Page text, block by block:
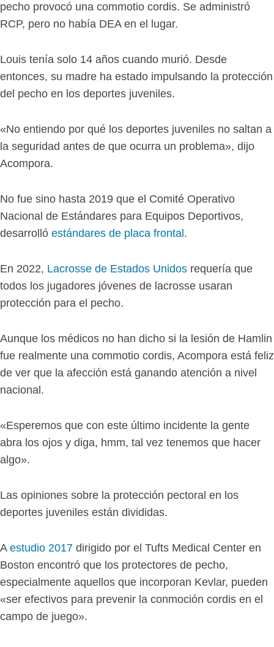
pecho provocó una commotio cordis. Se administró
RCP, pero no había DEA en el lugar.
Louis tenía solo 14 años cuando murió. Desde
entonces, su madre ha estado impulsando la protección
del pecho en los deportes juveniles.
«No entiendo por qué los deportes juveniles no saltan a
la seguridad antes de que ocurra un problema», dijo
Acompora.
No fue sino hasta 2019 que el Comité Operativo
Nacional de Estándares para Equipos Deportivos,
desarrolló estándares de placa frontal .
En 2022, Lacrosse de Estados Unidos requería que
todos los jugadores jóvenes de lacrosse usaran
protección para el pecho.
Aunque los médicos no han dicho si la lesión de Hamlin
fue realmente una commotio cordis, Acompora está feliz
de ver que la afección está ganando atención a nivel
nacional.
«Esperemos que con este último incidente la gente
abra los ojos y diga, hmm, tal vez tenemos que hacer
algo».
Las opiniones sobre la protección pectoral en los
deportes juveniles están divididas.
A estudio 2017 dirigido por el Tufts Medical Center en
Boston encontró que los protectores de pecho,
especialmente aquellos que incorporan Kevlar, pueden
«ser efectivos para prevenir la conmoción cordis en el
campo de juego».